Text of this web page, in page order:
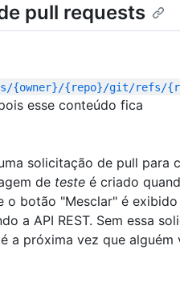
pull requests
{owner}/{repo}/git/refs/
esse conteúdo fica
solicitação de pull para
de teste é criado
botão "Mesclar" é
a API REST. Sem essa
a próxima vez que alguém